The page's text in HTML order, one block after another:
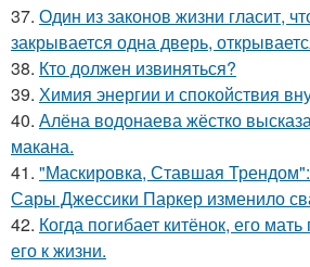
37. Один из законов жизни гласит,
закрывается одна дверь,
38. Кто должен извиняться?
39. Химия энергии и спокойствия
40. Алёна водонаева жёстко
макана.
41. "Маскировка, Ставшая Трендом":
Сары Джессики Паркер изменило
42. Когда погибает китёнок, его
его к жизни.